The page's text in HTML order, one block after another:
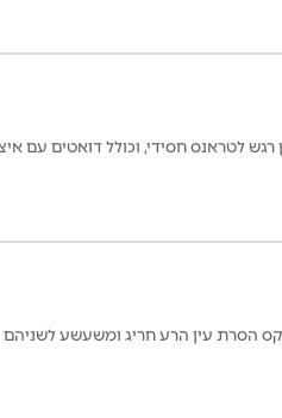
רגש לטראנס חסידי, וכולל דואטים עם
הסרת עין הרע חריג ומשעשע לשניהם